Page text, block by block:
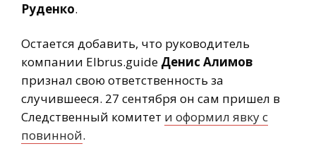
Руденко.
Остается добавить, что руководитель
компании Elbrus.guide Денис Алимов
признал свою ответственность за
случившееся. 27 сентября он сам пришел в
Следственный комитет и оформил явку с
повинной.